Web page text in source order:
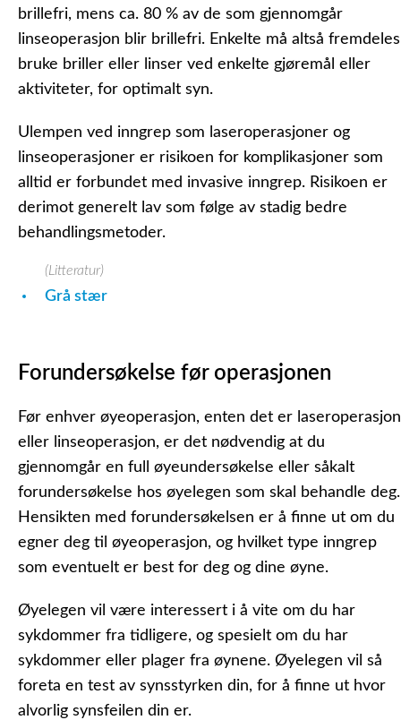
brillefri, mens ca. 80 % av de som gjennomgår
linseoperasjon blir brillefri. Enkelte må altså fremdeles
bruke briller eller linser ved enkelte gjøremål eller
aktiviteter, for optimalt syn.
Ulempen ved inngrep som laseroperasjoner og
linseoperasjoner er risikoen for komplikasjoner som
alltid er forbundet med invasive inngrep. Risikoen er
derimot generelt lav som følge av stadig bedre
behandlingsmetoder.
(Litteratur)
Grå stær
Forundersøkelse før operasjonen
Før enhver øyeoperasjon, enten det er laseroperasjon
eller linseoperasjon, er det nødvendig at du
gjennomgår en full øyeundersøkelse eller såkalt
forundersøkelse hos øyelegen som skal behandle deg.
Hensikten med forundersøkelsen er å finne ut om du
egner deg til øyeoperasjon, og hvilket type inngrep
som eventuelt er best for deg og dine øyne.
Øyelegen vil være interessert i å vite om du har
sykdommer fra tidligere, og spesielt om du har
sykdommer eller plager fra øynene. Øyelegen vil så
foreta en test av synsstyrken din, for å finne ut hvor
alvorlig synsfeilen din er.